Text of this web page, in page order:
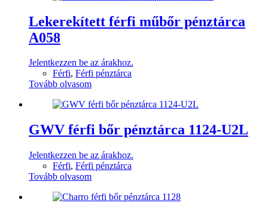
Lekerekített férfi műbőr pénztárca
A058
Jelentkezzen be az árakhoz.
Férfi, Férfi pénztárca
Tovább olvasom
GWV férfi bőr pénztárca 1124-U2L
Jelentkezzen be az árakhoz.
Férfi, Férfi pénztárca
Tovább olvasom